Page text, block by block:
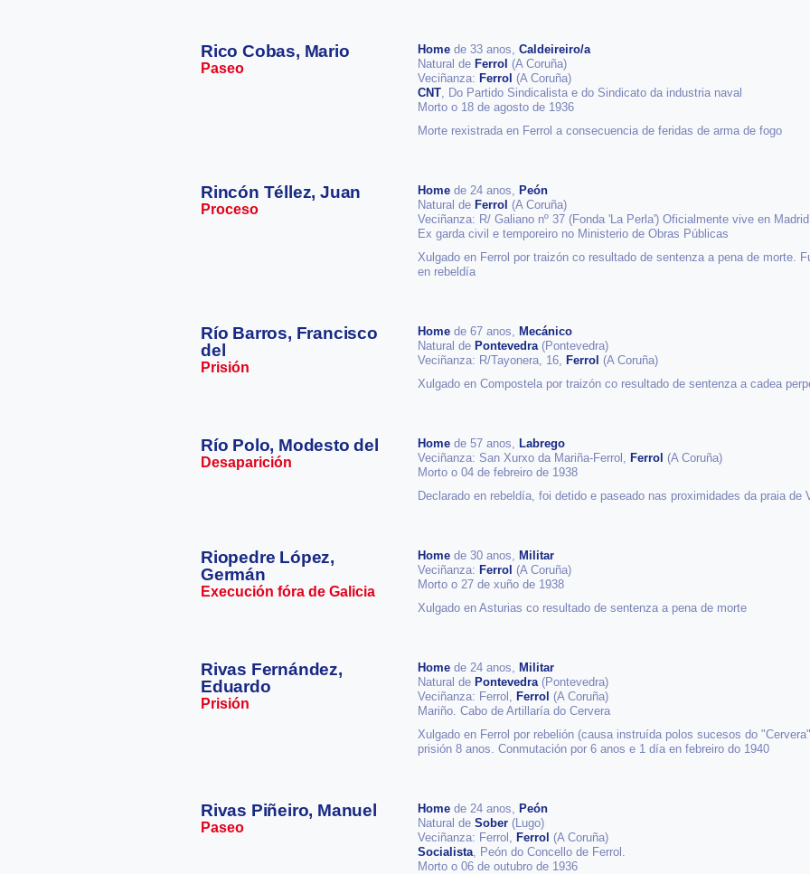
Rico Cobas, Mario
Paseo
Home de 33 anos, Caldeireiro/a
Natural de Ferrol (A Coruña)
Veciñanza: Ferrol (A Coruña)
CNT, Do Partido Sindicalista e do Sindicato da industria naval
Morto o 18 de agosto de 1936
Morte rexistrada en Ferrol a consecuencia de feridas de arma de fogo
Rincón Téllez, Juan
Proceso
Home de 24 anos, Peón
Natural de Ferrol (A Coruña)
Veciñanza: R/ Galiano nº 37 (Fonda 'La Perla') Oficialmente vive en
Ex garda civil e temporeiro no Ministerio de Obras Públicas
Xulgado en Ferrol por traizón co resultado de sentenza a pena de morte.
en rebeldía
Río Barros, Francisco
del
Prisión
Home de 67 anos, Mecánico
Natural de Pontevedra(Pontevedra)
Veciñanza: R/Tayonera, 16, Ferrol (A Coruña)
Xulgado en Compostela por traizón co resultado de sentenza a cadea
Río Polo, Modesto del
Desaparición
Home de 57 anos, Labrego
Veciñanza: San Xurxo da Mariña-Ferrol, Ferrol (A Coruña)
Morto o 04 de febreiro de 1938
Declarado en rebeldía, foi detido e paseado nas proximidades da praia de
Riopedre López,
Germán
Execución fóra de Galicia
Home de 30 anos, Militar
Veciñanza: Ferrol (A Coruña)
Morto o 27 de xuño de 1938
Xulgado en Asturias co resultado de sentenza a pena de morte
Rivas Fernández,
Eduardo
Prisión
Home de 24 anos, Militar
Natural de Pontevedra(Pontevedra)
Veciñanza: Ferrol, Ferrol (A Coruña)
Mariño. Cabo de Artillaría do Cervera
Xulgado en Ferrol por rebelión (causa instruída polos sucesos do
prisión 8 anos. Conmutación por 6 anos e 1 día en febreiro do 1940
Rivas Piñeiro, Manuel
Paseo
Home de 24 anos, Peón
Natural de Sober (Lugo)
Veciñanza: Ferrol, Ferrol (A Coruña)
Socialista, Peón do Concello de Ferrol.
Morto o 06 de outubro de 1936